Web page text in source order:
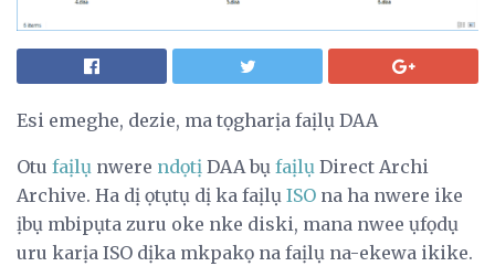
Esi emeghe, dezie, ma tọgharịa faịlụ DAA
Otu faịlụ nwere ndọtị DAA bụ faịlụ Direct Archi
Archive. Ha dị ọtụtụ dị ka faịlụ ISO na ha nwere ike
ịbụ mbipụta zuru oke nke diski, mana nwee ụfọdụ
uru karịa ISO dịka mkpakọ na faịlụ na-ekewa ikike.